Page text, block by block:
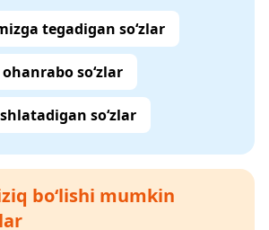
tegadigan so‘zlar
so‘zlar
so‘zlar
bo‘lishi mumkin